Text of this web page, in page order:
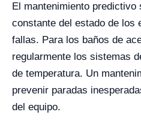
El mantenimiento
constante del estado de los
fallas. Para los baños de
regularmente los sistemas
de temperatura. Un
prevenir paradas
del equipo.